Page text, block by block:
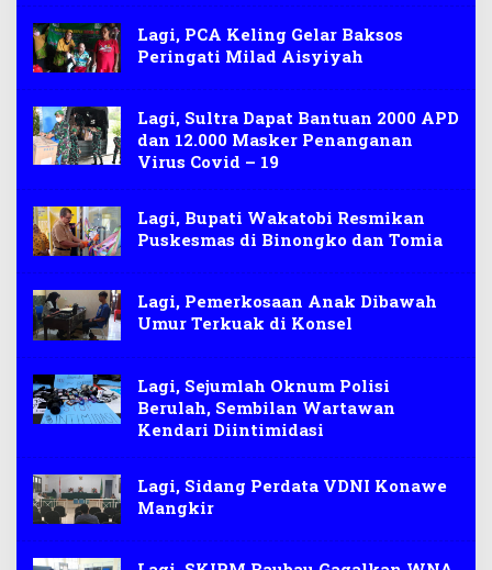
Lagi, PCA Keling Gelar Baksos
Peringati Milad Aisyiyah
Lagi, Sultra Dapat Bantuan 2000 APD
dan 12.000 Masker Penanganan
Virus Covid – 19
Lagi, Bupati Wakatobi Resmikan
Puskesmas di Binongko dan Tomia
Lagi, Pemerkosaan Anak Dibawah
Umur Terkuak di Konsel
Lagi, Sejumlah Oknum Polisi
Berulah, Sembilan Wartawan
Kendari Diintimidasi
Lagi, Sidang Perdata VDNI Konawe
Mangkir